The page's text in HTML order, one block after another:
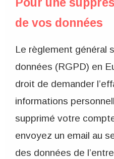
Pour une
de vos données
Le règlement général
données (RGPD) en
droit de demander
informations
supprimé votre
envoyez un email au
des données de